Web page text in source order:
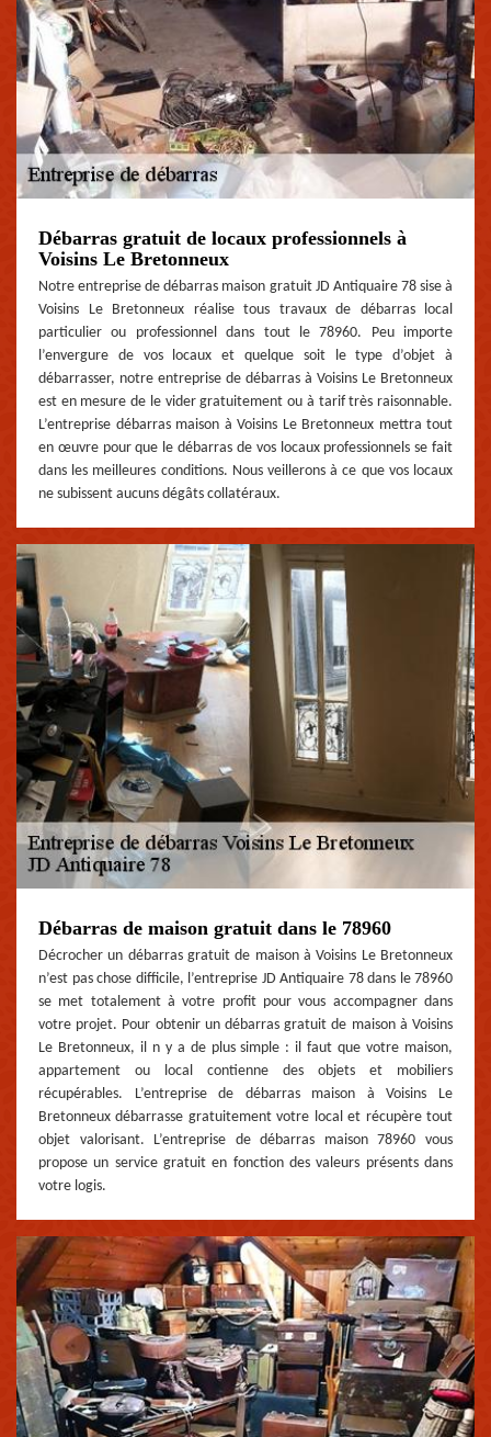
Débarras gratuit de locaux professionnels à
Voisins Le Bretonneux
Notre entreprise de débarras maison gratuit JD Antiquaire 78 sise à
Voisins Le Bretonneux réalise tous travaux de débarras local
particulier ou professionnel dans tout le 78960. Peu importe
l’envergure de vos locaux et quelque soit le type d’objet à
débarrasser, notre entreprise de débarras à Voisins Le Bretonneux
est en mesure de le vider gratuitement ou à tarif très raisonnable.
L’entreprise débarras maison à Voisins Le Bretonneux mettra tout
en œuvre pour que le débarras de vos locaux professionnels se fait
dans les meilleures conditions. Nous veillerons à ce que vos locaux
ne subissent aucuns dégâts collatéraux.
Débarras de maison gratuit dans le 78960
Décrocher un débarras gratuit de maison à Voisins Le Bretonneux
n’est pas chose difficile, l’entreprise JD Antiquaire 78 dans le 78960
se met totalement à votre profit pour vous accompagner dans
votre projet. Pour obtenir un débarras gratuit de maison à Voisins
Le Bretonneux, il n y a de plus simple : il faut que votre maison,
appartement ou local contienne des objets et mobiliers
récupérables. L’entreprise de débarras maison à Voisins Le
Bretonneux débarrasse gratuitement votre local et récupère tout
objet valorisant. L’entreprise de débarras maison 78960 vous
propose un service gratuit en fonction des valeurs présents dans
votre logis.